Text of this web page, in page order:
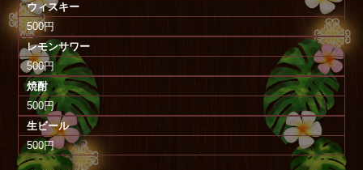
ウィスキー
500円
レモンサワー
500円
焼酎
500円
生ビール
500円